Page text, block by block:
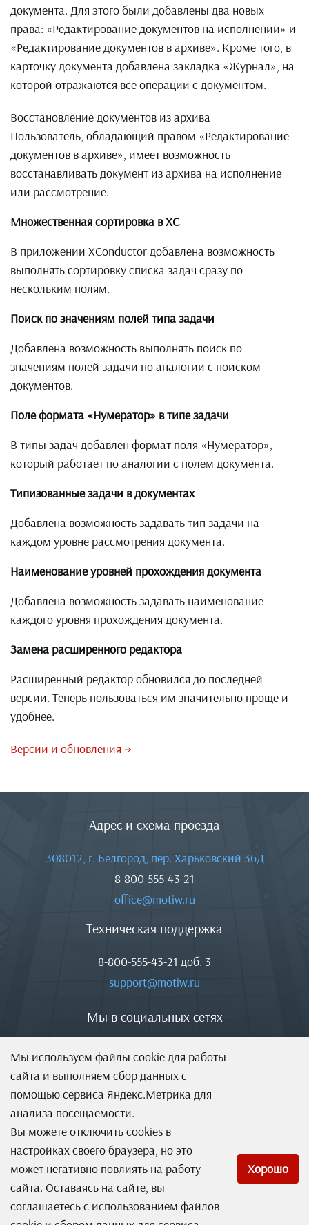
Мы используем файлы cookie для работы
сайта и выполняем сбор данных с
помощью сервиса Яндекс.Метрика для
анализа посещаемости.
Вы можете отключить cookies в
настройках своего браузера, но это
может негативно повлиять на работу
сайта. Оставаясь на сайте, вы
соглашаетесь с использованием файлов
Хорошо
документа. Для этого были добавлены два новых
права: «Редактирование документов на исполнении» и
«Редактирование документов в архиве». Кроме того, в
карточку документа добавлена закладка «Журнал», на
которой отражаются все операции с документом.
Восстановление документов из архива
Пользователь, обладающий правом «Редактирование
документов в архиве», имеет возможность
восстанавливать документ из архива на исполнение
или рассмотрение.
Множественная сортировка в XC
В приложении XConductor добавлена возможность
выполнять сортировку списка задач сразу по
нескольким полям.
Поиск по значениям полей типа задачи
Добавлена возможность выполнять поиск по
значениям полей задачи по аналогии с поиском
документов.
Поле формата «Нумератор» в типе задачи
В типы задач добавлен формат поля «Нумератор»,
который работает по аналогии с полем документа.
Типизованные задачи в документах
Добавлена возможность задавать тип задачи на
каждом уровне рассмотрения документа.
Наименование уровней прохождения документа
Добавлена возможность задавать наименование
каждого уровня прохождения документа.
Замена расширенного редактора
Расширенный редактор обновился до последней
версии. Теперь пользоваться им значительно проще и
удобнее.
Версии и обновления →
Адрес и схема проезда
308012, г. Белгород, пер. Харьковский 36Д
8-800-555-43-21
office@motiw.ru
Техническая поддержка
8-800-555-43-21 доб. 3
support@motiw.ru
Мы в социальных сетях
Система оперативного управления компанией